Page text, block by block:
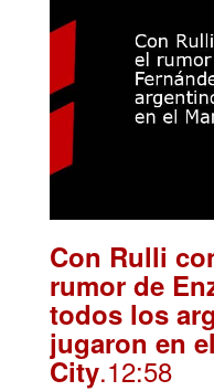
Con Rulli
rumor de
todos los
jugaron en
City.12:58